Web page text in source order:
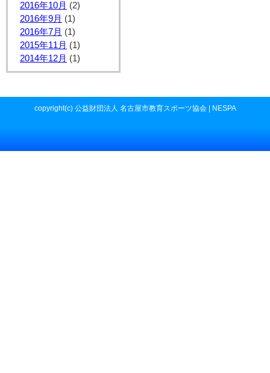
2016年10月 (2)
2016年9月 (1)
2016年7月 (1)
2015年11月 (1)
2014年12月 (1)
copyright(c) 公益財団法人 名古屋市教育スポーツ協会 | NESPA